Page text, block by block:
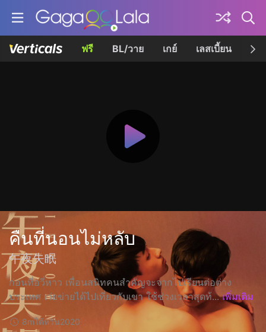
ฟรี BL/วาย เกย์ เลสเบี้ยน เค
คืนที่นอนไม่หลับ
午夜失眠
ก่อนที่อวี่หาว เพื่อนสนิทคนสำคัญจะจากไปเรียนต่อต่าง
ประเทศ เว่ยข่ายได้ไปเที่ยวกับเขา ใช้ช่วงเวลาสุดท้... เพิ่มเติม
8mไต้หวัน2020